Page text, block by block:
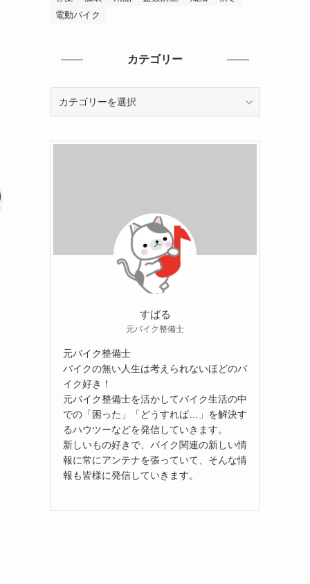
電動バイク
カテゴリー
リ
すばる
元バイク整備士
元バイク整備士
バイクの無い人生は考えられないほどのバ
イク好き！
元バイク整備士を活かしてバイク生活の中
での「困った」「どうすれば…」を解決す
るハウツーなどを発信していきます。
新しいもの好きで、バイク関連の新しい情
報に常にアンテナを張っていて、そんな情
報も皆様に発信していきます。